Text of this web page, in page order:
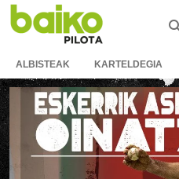
ALBISTEAK KARTELDEGIA